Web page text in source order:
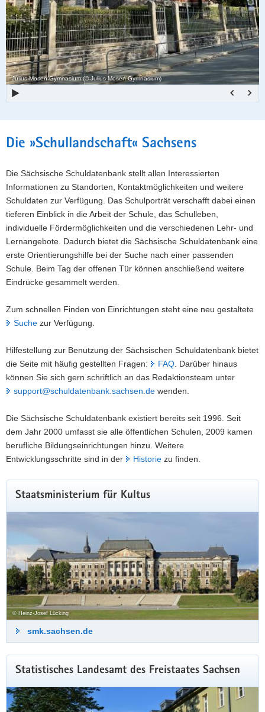
a
v
i
g
a
t
i
o
n
Julius-Mosen-Gymnasium (© Julius-Mosen-Gymnasium)
Hauptinhalt
Die »Schullandschaft« Sachsens
Die Sächsische Schuldatenbank stellt allen Interessierten
Informationen zu Standorten, Kontaktmöglichkeiten und weitere
Schuldaten zur Verfügung. Das Schulporträt verschafft dabei einen
tieferen Einblick in die Arbeit der Schule, das Schulleben,
individuelle Fördermöglichkeiten und die verschiedenen Lehr- und
Lernangebote. Dadurch bietet die Sächsische Schuldatenbank eine
erste Orientierungshilfe bei der Suche nach einer passenden
Schule. Beim Tag der offenen Tür können anschließend weitere
Eindrücke gesammelt werden.
Zum schnellen Finden von Einrichtungen steht eine neu gestaltete
Suche zur Verfügung.
Hilfestellung zur Benutzung der Sächsischen Schuldatenbank bietet
die Seite mit häufig gestellten Fragen:
FAQ . Darüber hinaus
können Sie sich gern schriftlich an das Redaktionsteam unter
support@schuldatenbank.sachsen.de wenden.
Die Sächsische Schuldatenbank existiert bereits seit 1996. Seit
dem Jahr 2000 umfasst sie alle öffentlichen Schulen, 2009 kamen
berufliche Bildungseinrichtungen hinzu. Weitere
Entwicklungsschritte sind in der
Historie zu finden.
Staatsministerium für Kultus
© Heinz-Josef Lücking
smk.sachsen.de
Statistisches Landesamt des Freistaates Sachsen